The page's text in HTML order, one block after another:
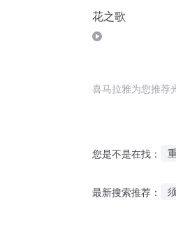
花之歌
喜马拉雅为您推荐
您是不是在找：
最新搜索推荐：